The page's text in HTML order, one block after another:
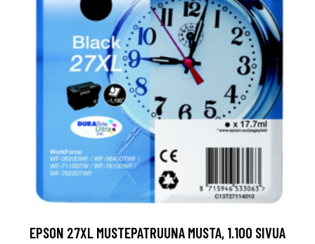
EPSON 27XL MUSTEPATRUUNA MUSTA, 1.100 SIVUA